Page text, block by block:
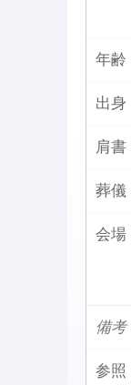
年齢
出身
肩書
葬儀
会場
備考
参照